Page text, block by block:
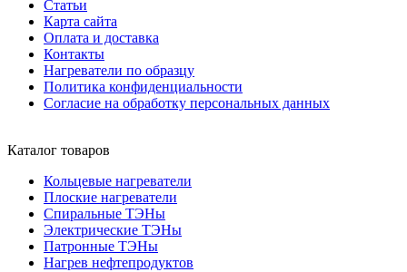
Статьи
Карта сайта
Оплата и доставка
Контакты
Нагреватели по образцу
Политика конфиденциальности
Согласие на обработку персональных данных
Каталог товаров
Кольцевые нагреватели
Плоские нагреватели
Спиральные ТЭНы
Электрические ТЭНы
Патронные ТЭНы
Нагрев нефтепродуктов